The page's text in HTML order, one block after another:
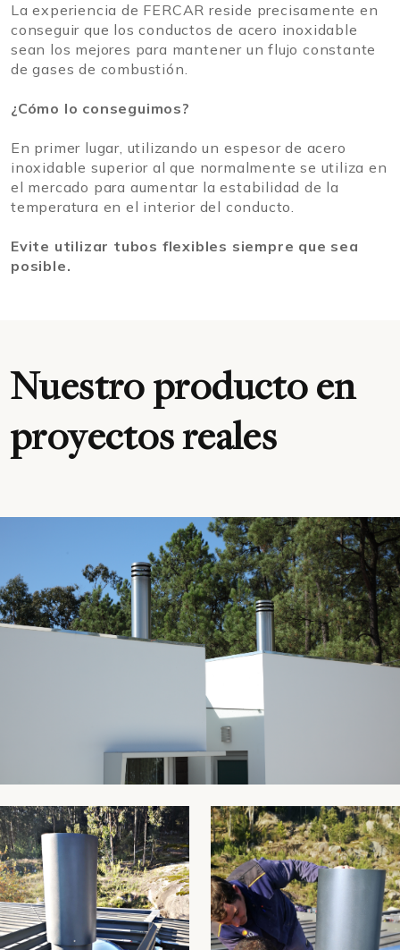
La experiencia de FERCAR reside precisamente en
conseguir que los conductos de acero inoxidable
sean los mejores para mantener un flujo constante
de gases de combustión.
¿Cómo lo conseguimos?
En primer lugar, utilizando un espesor de acero
inoxidable superior al que normalmente se utiliza en
el mercado para aumentar la estabilidad de la
temperatura en el interior del conducto.
Evite utilizar tubos flexibles siempre que sea
posible.
Nuestro producto en
proyectos reales